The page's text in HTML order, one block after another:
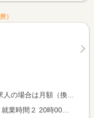
）
求人の場合は時間額を表示しています。